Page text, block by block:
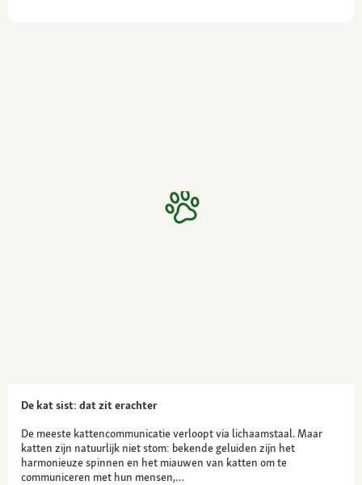
De kat sist: dat zit erachter
De meeste kattencommunicatie verloopt via lichaamstaal. Maar
katten zijn natuurlijk niet stom: bekende geluiden zijn het
harmonieuze spinnen en het miauwen van katten om te
communiceren met hun mensen,…